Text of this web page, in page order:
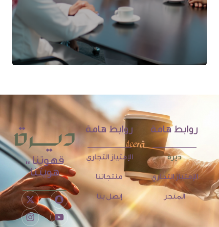
قهوتنا ،،
هويتنا
روابط هامة
ديرة
الإمتياز التجاري
المتجر
روابط هامة
الإمتياز التجاري
إتصل بنا